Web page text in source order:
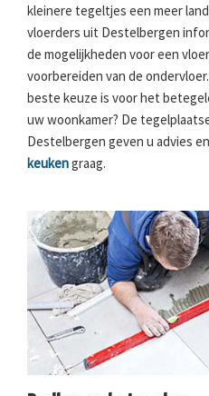
kleinere tegeltjes een meer
vloerders uit Destelbergen
de mogelijkheden voor een
voorbereiden van de
beste keuze is voor het
uw woonkamer? De
Destelbergen geven u advies
keukengraag.